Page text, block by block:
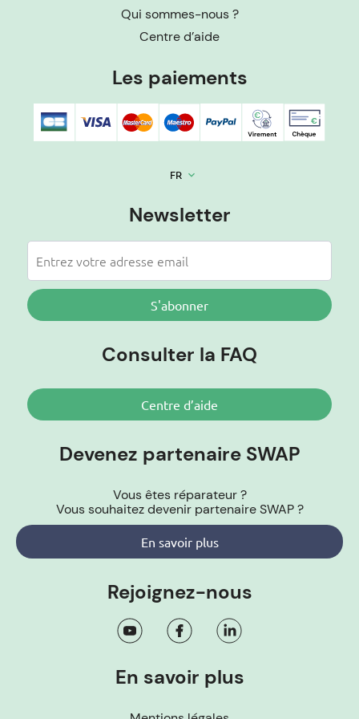
Qui sommes-nous ?
Centre d’aide
Les paiements
FR keyboard_arrow_down
Newsletter
S'abonner
Consulter la FAQ
Centre d’aide
Devenez partenaire SWAP
Vous êtes réparateur ?
Vous souhaitez devenir partenaire SWAP ?
En savoir plus
Rejoignez-nous
En savoir plus